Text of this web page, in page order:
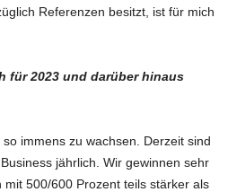
Referenzen besitzt, ist für mich
für 2023 und darüber hinaus
immens zu wachsen. Derzeit sind
jährlich. Wir gewinnen sehr
500/600 Prozent teils stärker als